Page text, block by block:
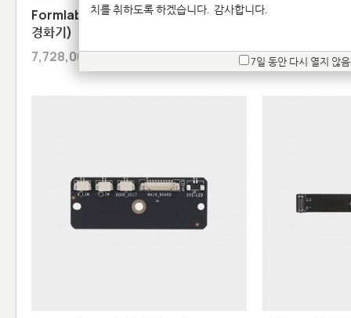
Formlabs Form Cure L V2 (대형 UV
경화기)
7,728,000원(문의요망)
Filament
치를 취하도록 하겠습니다. 감사합니다.
7일 동안 다시 열지 않음